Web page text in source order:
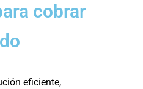
cobrar
eficiente,